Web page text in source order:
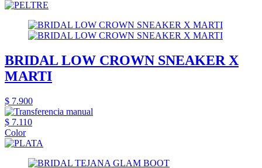
BRIDAL LOW CROWN SNEAKER X
MARTI
$ 7.900
$ 7.110
Color